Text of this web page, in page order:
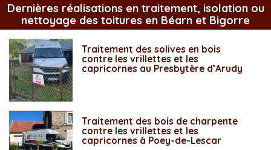
Dernières réalisations en traitement, isolation ou
nettoyage des toitures en Béarn et Bigorre
Traitement des solives en bois
contre les vrillettes et les
capricornes au Presbytère d’Arudy
Traitement des bois de charpente
contre les vrillettes et les
capricornes à Poey-de-Lescar